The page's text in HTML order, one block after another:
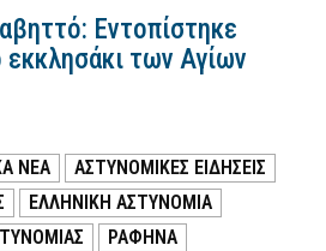
Εντοπίστηκε
των Αγίων
ΝΕΑ
ΑΣΤΥΝΟΜΙΚΕΣ ΕΙΔΗΣΕΙΣ
ΕΛΛΗΝΙΚΗ ΑΣΤΥΝΟΜΙΑ
ΡΑΦΗΝΑ